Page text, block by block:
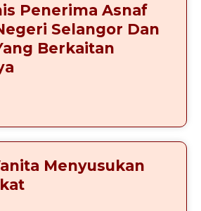
Penerima Asnaf
Selangor Dan
Berkaitan
Menyusukan